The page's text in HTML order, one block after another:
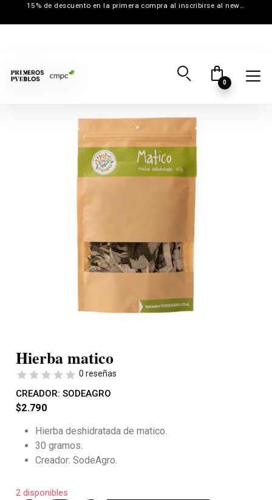
15% de descuento en la primera compra al inscribirse al newsletter
0
Hierba matico
0 reseñas
CREADOR: SODEAGRO
$2.790
Hierba deshidratada de matico.
30 gramos.
Creador: SodeAgro.
2 disponibles